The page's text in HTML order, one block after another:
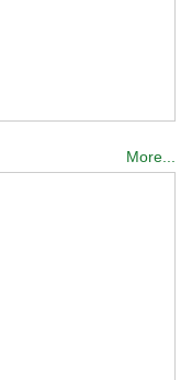
More...